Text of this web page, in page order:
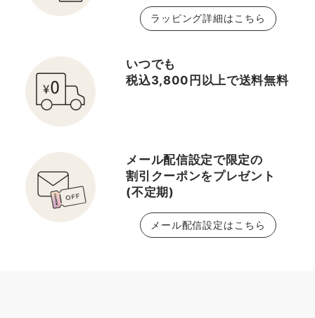
ラッピング詳細はこちら
いつでも
税込3,800円以上で送料無料
メール配信設定で限定の
割引クーポンをプレゼント
(不定期)
メール配信設定はこちら